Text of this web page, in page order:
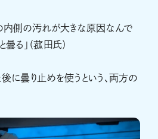
の内側の汚れが大きな原因なんで
る」（菰田氏）
に曇り止めを使うという、両方の